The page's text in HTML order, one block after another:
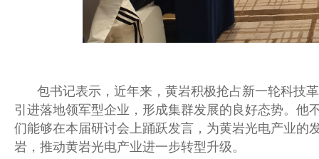
包书记表示，近年来，黄岩积极抢占新一轮科技
引进落地领军型企业，形成集群发展的良好态势。他
们能够在本届研讨会上踊跃发言，为黄岩光电产业的
岩，推动黄岩光电产业进一步转型升级。